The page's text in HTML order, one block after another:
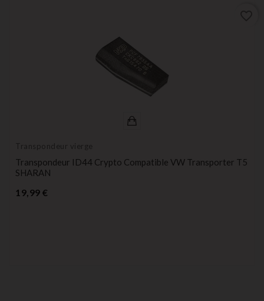
Transpondeur vierge
Transpondeur ID44 Crypto Compatible VW Transporter T5
SHARAN
19,99 €